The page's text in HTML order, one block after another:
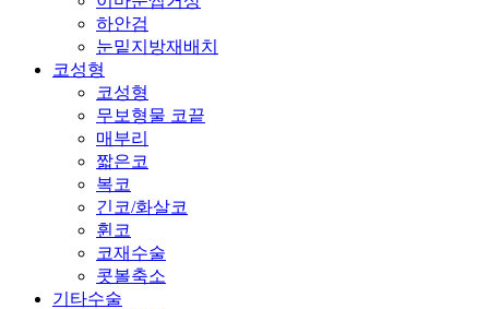
하안검
눈밑지방재배치
코성형
코성형
무보형물 코끝
매부리
짧은코
복코
긴코/화살코
휜코
코재수술
콧볼축소
기타수술